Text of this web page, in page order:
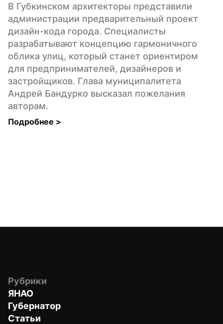
В Губкинском архитекторы представили
администрации предварительный проект
дизайн-кода города. Специалисты
разрабатывают концепцию гармоничного
облика улиц, который станет ориентиром
для предпринимателей, дизайнеров и
застройщиков. Глава муниципалитета
Андрей Бандурко высказал пожелания
авторам.
Подробнее >
Рубрики
ЯНАО
Губернатор
Статьи